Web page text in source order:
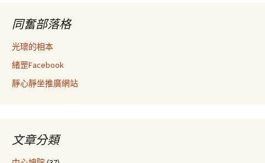
同奮部落格
光瓌的相本
緒罡Facebook
靜心靜坐推廣網站
文章分類